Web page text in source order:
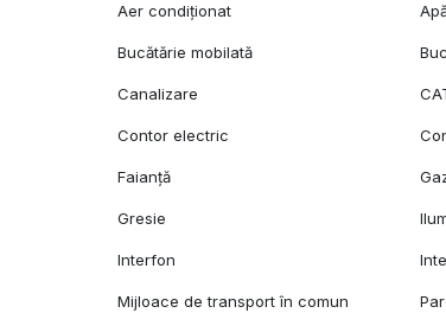
Aer condiționat
Bucătărie mobilată
Canalizare
Contor electric
Faianță
Gresie
Interfon
Mijloace de transport în comun